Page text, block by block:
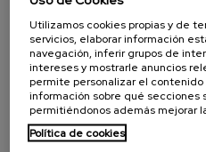
Utilizamos cookies propias y de
servicios, elaborar información
navegación, inferir grupos de
intereses y mostrarle anuncios
permite personalizar el
información sobre qué secciones
permitiéndonos además mejorar
Política de cookies